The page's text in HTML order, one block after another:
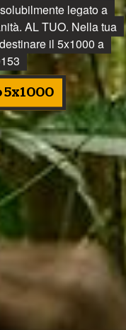
legato a
AL TUO. Nella tua
il 5x1000 a
5x1000
stato delimitato
la firma del